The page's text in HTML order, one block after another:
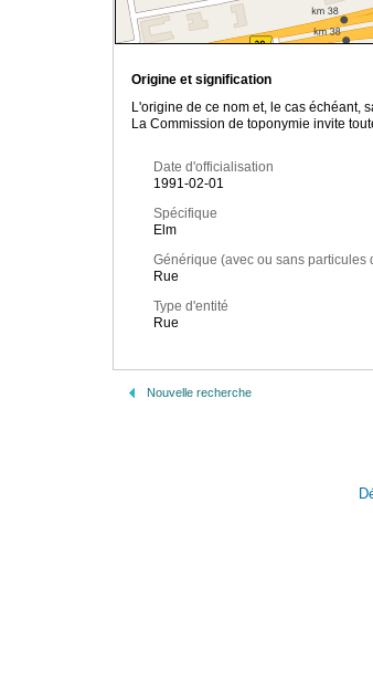
Origine et signification
L'origine de ce nom et, le cas échéant,
La Commission de toponymie invite
Date d'officialisation
1991-02-01
Spécifique
Elm
Générique (avec ou sans particules
Rue
Type d'entité
Rue
Nouvelle recherche